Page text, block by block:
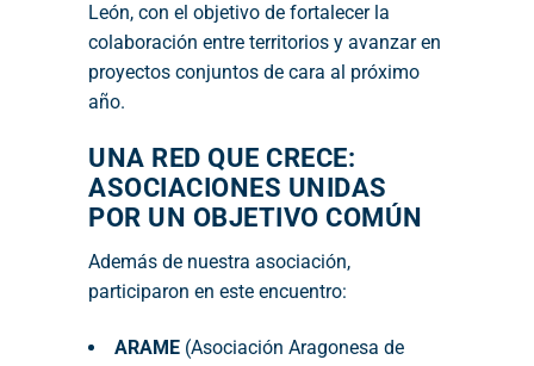
León, con el objetivo de fortalecer la
colaboración entre territorios y avanzar en
proyectos conjuntos de cara al próximo
año.
UNA RED QUE CRECE:
ASOCIACIONES UNIDAS
POR UN OBJETIVO COMÚN
Además de nuestra asociación,
participaron en este encuentro:
ARAME (Asociación Aragonesa de